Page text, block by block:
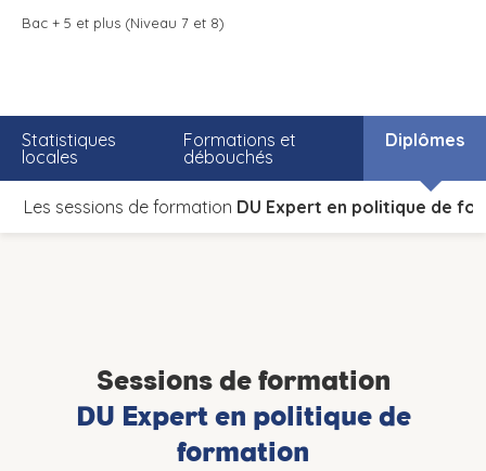
Bac + 5 et plus (Niveau 7 et 8)
Statistiques
locales
Formations et
débouchés
Diplômes
Les sessions de formation DU Expert en politique de
Sessions de formation
DU Expert en politique de
formation